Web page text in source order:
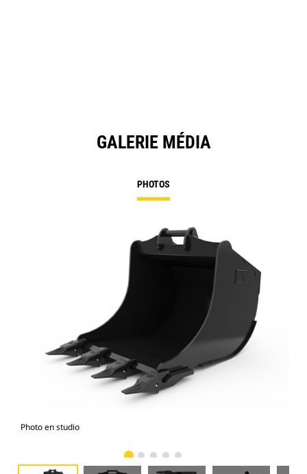
GALERIE MÉDIA
PHOTOS
Photo en studio